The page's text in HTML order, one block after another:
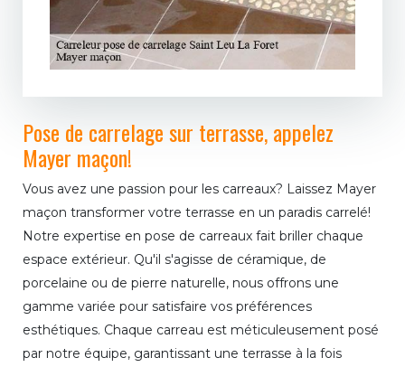
Pose de carrelage sur terrasse, appelez
Mayer maçon!
Vous avez une passion pour les carreaux? Laissez Mayer
maçon transformer votre terrasse en un paradis carrelé!
Notre expertise en pose de carreaux fait briller chaque
espace extérieur. Qu'il s'agisse de céramique, de
porcelaine ou de pierre naturelle, nous offrons une
gamme variée pour satisfaire vos préférences
esthétiques. Chaque carreau est méticuleusement posé
par notre équipe, garantissant une terrasse à la fois